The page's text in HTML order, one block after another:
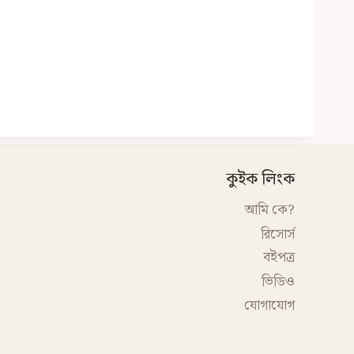
কুইক লিংক
আমি কে?
রিসোর্স
বইপত্র
ভিডিও
যোগাযোগ